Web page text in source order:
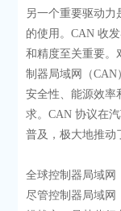
另一个重要驱动
的使用。CAN 收
和精度至关重要。
制器局域网（
安全性、能源效率
求。CAN 协议在
普及，极大地推动
全球控制器局域网
尽管控制器局域网